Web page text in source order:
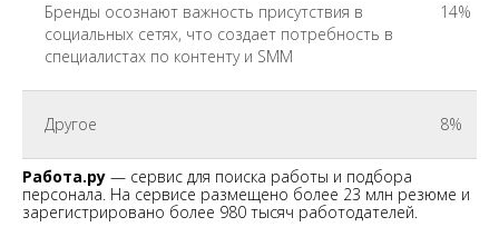
Бренды осознают важность присутствия в
социальных сетях, что создает потребность в
специалистах по контенту и SMM
14%
Другое 8%
Работа.ру — сервис для поиска работы и подбора
персонала. На сервисе размещено более 23 млн резюме и
зарегистрировано более 980 тысяч работодателей.